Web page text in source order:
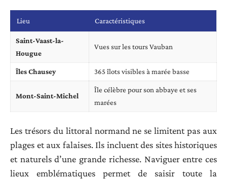
Lieu Caractéristiques
Saint-Vaast-la-
Hougue
Vues sur les tours Vauban
Îles Chausey 365 îlots visibles à marée basse
Mont-Saint-Michel
Île célèbre pour son abbaye et ses
marées
Les trésors du littoral normand ne se limitent pas aux
plages et aux falaises. Ils incluent des sites historiques
et naturels d’une grande richesse. Naviguer entre ces
lieux emblématiques permet de saisir toute la